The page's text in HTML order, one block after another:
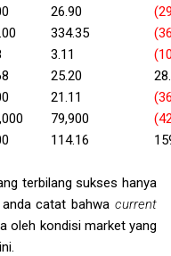
26.90
334.35
3.11
25.20
21.11
79,900
114.16
terbilang sukses hanya
catat bahwa current
oleh kondisi market yang